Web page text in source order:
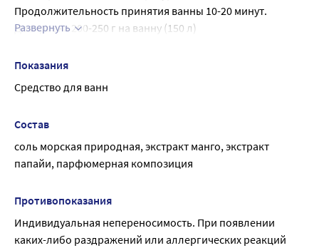
Продолжительность принятия ванны 10-20 минут.
Дозировка 200-250 г на ванну (150 л)
5-6 ванн. Прием ванн через день.
Развернуть
Показания
Средство для ванн
Состав
соль морская природная, экстракт манго, экстракт
папайи, парфюмерная композиция
Противопоказания
Индивидуальная непереносимость. При появлении
каких-либо раздражений или аллергических реакций